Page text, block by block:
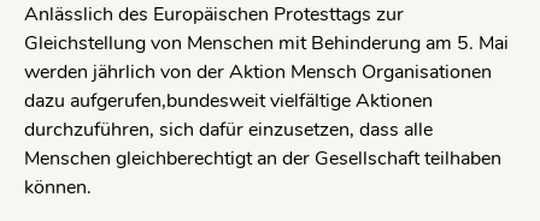
Anlässlich des Europäischen Protesttags zur
Gleichstellung von Menschen mit Behinderung am 5. Mai
werden jährlich von der Aktion Mensch Organisationen
dazu aufgerufen,bundesweit vielfältige Aktionen
durchzuführen, sich dafür einzusetzen, dass alle
Menschen gleichberechtigt an der Gesellschaft teilhaben
können.